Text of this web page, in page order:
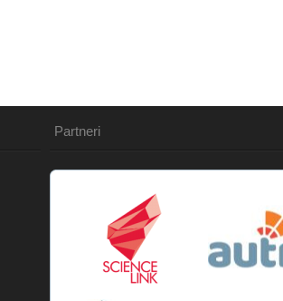
Partneri